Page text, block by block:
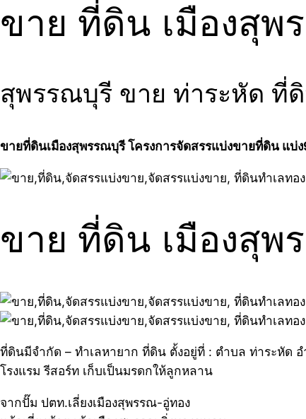
ขาย ที่ดิน เมืองสุพ
สุพรรณบุรี ขาย ท่าระหัด ที่
ขายที่ดินเมืองสุพรรณบุรี โครงการจัดสรรแบ่งขายที่ดิน แบ่
ขาย ที่ดิน เมืองสุพ
ที่ดินมีจำกัด – ทำเลหายาก ที่ดิน ตั้งอยู่ที่ : ตำบล ท่าระหัด
โรงแรม รีสอร์ท เก็บเป็นมรดกให้ลูกหลาน
จากปั๊ม ปตท.เลี่ยงเมืองสุพรรณ-อู่ทอง